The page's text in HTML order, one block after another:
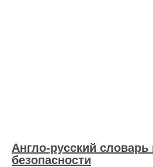
Англо-русский
безопасности